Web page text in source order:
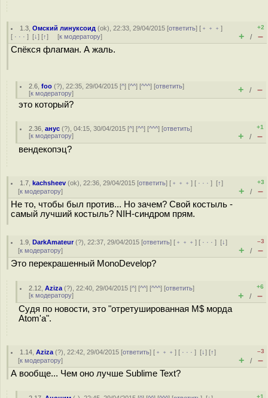
1.3 ,Омский линуксоид (ok), 22:33, 29/04/2015 [ответить] [ ﹢﹢﹢]
[ · · · ] [↓] [↑] [к модератору]
+2
+ / –
Спёкся флагман. А жаль.
2.6 ,foo (?), 22:35, 29/04/2015 [^] [^^] [^^^] [ответить]
[к модератору] + / –
это который?
2.36 ,анус (?), 04:15, 30/04/2015 [^] [^^] [^^^] [ответить]
[к модератору]
+1
+ / –
вендекопэц?
1.7 ,kachsheev (ok), 22:36, 29/04/2015 [ответить] [ ﹢﹢﹢] [ · · ·][↑]
[к модератору]
+3
+ / –
Не то, чтобы был против... Но зачем? Свой костыль -
самый лучший костыль? NIH-синдром прям.
1.9 ,DarkAmateur(?), 22:37, 29/04/2015 [ответить] [ ﹢﹢﹢] [ · · ·][↓]
[к модератору]
–3
+ / –
Это перекрашенный MonoDevelop?
2.12 ,Aziza (?), 22:40, 29/04/2015 [^] [^^] [^^^] [ответить]
[к модератору]
+6
+ / –
Судя по новости, это "отретушированная М$ морда
Atom'а".
1.14 ,Aziza (?), 22:42, 29/04/2015 [ответить] [ ﹢﹢﹢] [ · · ·][↓] [↑]
[к модератору]
–3
+ / –
А вообще... Чем оно лучше Sublime Text?
+1